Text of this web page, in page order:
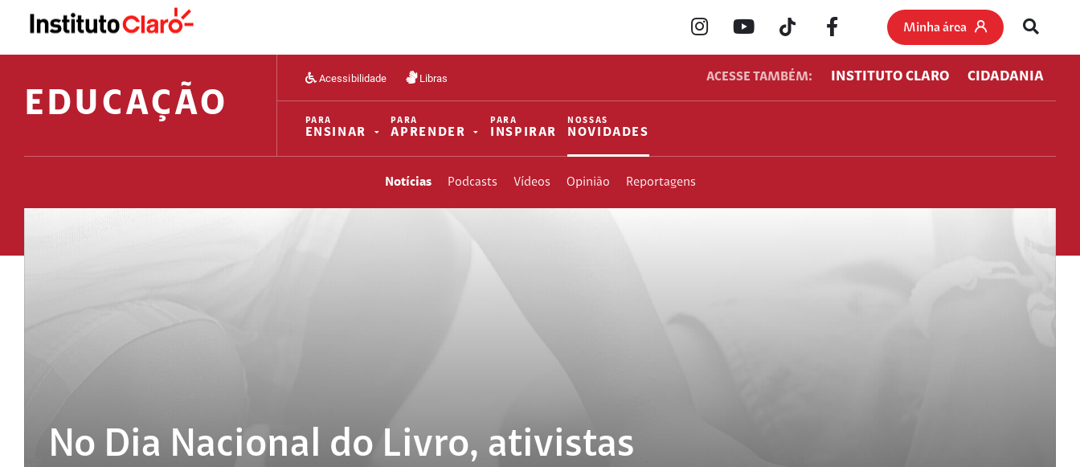
Minha área
EDUCAÇÃO
Acessibilidade Libras ACESSE TAMBÉM: INSTITUTO CLARO CIDADANIA
PARA
ENSINAR
PARA
APRENDER
PARA
INSPIRAR
NOSSAS
NOVIDADES
Notícias Podcasts Vídeos Opinião Reportagens
No Dia Nacional do Livro, ativistas